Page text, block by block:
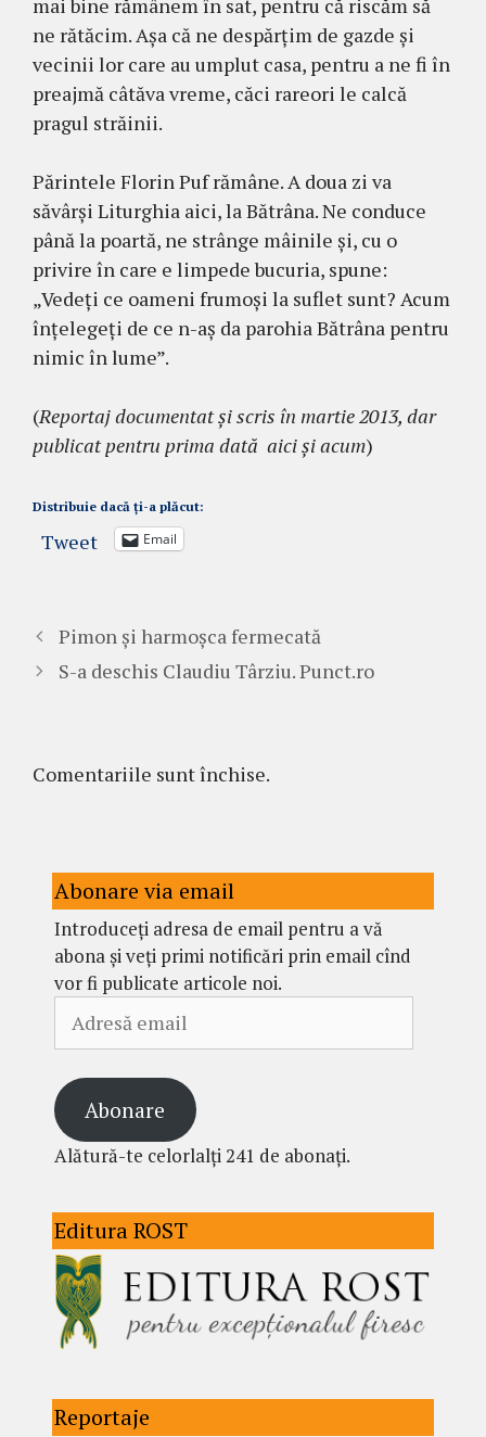
mai bine rămânem în sat, pentru că riscăm să
ne rătăcim. Aşa că ne despărţim de gazde şi
vecinii lor care au umplut casa, pentru a ne fi în
preajmă câtăva vreme, căci rareori le calcă
pragul străinii.
Părintele Florin Puf rămâne. A doua zi va
săvârşi Liturghia aici, la Bătrâna. Ne conduce
până la poartă, ne strânge mâinile şi, cu o
privire în care e limpede bucuria, spune:
„Vedeţi ce oameni frumoşi la suflet sunt? Acum
înţelegeţi de ce n-aş da parohia Bătrâna pentru
nimic în lume”.
(Reportaj documentat și scris în martie 2013, dar
publicat pentru prima dată aici și acum)
Distribuie dacă ți-a plăcut:
Tweet Email
Pimon şi harmoşca fermecată
S-a deschis Claudiu Târziu. Punct.ro
Comentariile sunt închise.
Abonare via email
Introduceți adresa de email pentru a vă
abona și veți primi notificări prin email cînd
vor fi publicate articole noi.
email
Abonare
Alătură-te celorlalți 241 de abonați.
Editura ROST
Reportaje